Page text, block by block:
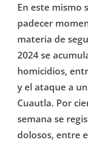
En este mismo
padecer
materia de
2024 se
homicidios,
y el ataque a
Cuautla. Por
semana se
dolosos, entre